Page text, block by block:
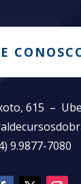
615 –
9.9877-7080